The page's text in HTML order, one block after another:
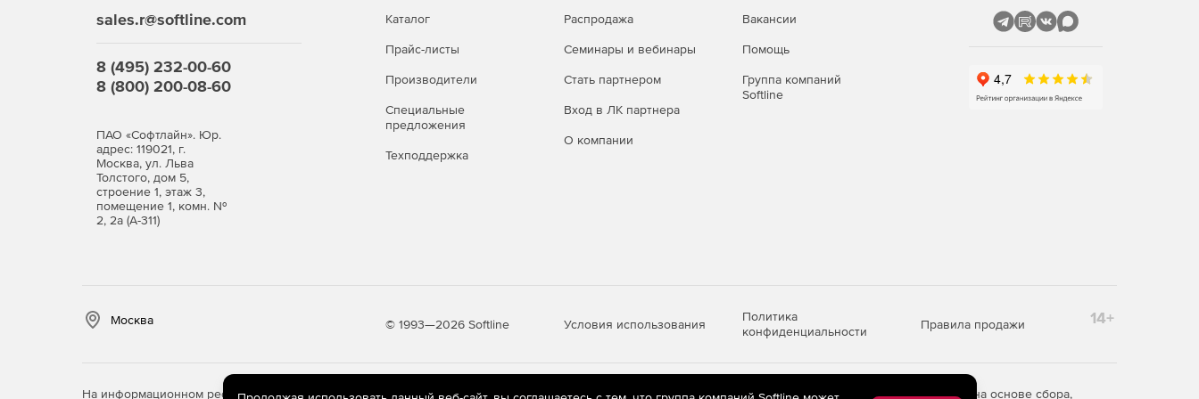
Мониторинг уязвимостей
Kaspersky Small Office Security позволяет исправить уязвимости в приложениях и отправляет
уведомления при попытке несанкционированного доступа к данным.
Ключевые функции Kaspersky Small Office Security
Защита всех корпоративных устройств
Защита устройств сотрудников: компьютеров с Windows, Mac и мобильных устройств Android.
Защита других устройств через ссылку по электронной почте. Можно удаленно заблокировать
файлы
коммерческую тайну, и персональные данные клиентов.
sales.r@softline.com
8 (495) 232-00-60
8 (800) 200-08-60
ПАО «Софтлайн». Юр.
адрес: 119021, г.
Москва, ул. Льва
Толстого, дом 5,
строение 1, этаж 3,
помещение 1, комн. №
2, 2а (А-311)
Каталог
Прайс-листы
Производители
Специальные
предложения
Техподдержка
Распродажа
Семинары и вебинары
Стать партнером
Вход в ЛК партнера
О компании
Вакансии
Помощь
Группа компаний
Softline
Москва © 1993—2026 Softline Условия использования
Политика
конфиденциальности
Правила продажи 14+
На информационном ресурсе store.softline.ru применяютсярекомендательные технологии(информационные технологии предоставления информации на основе сбора,